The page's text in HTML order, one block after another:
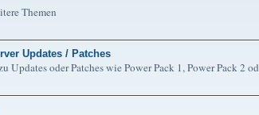
Themen
Updates / Patches
Updates oder Patches wie Power Pack 1, Power Pack 2